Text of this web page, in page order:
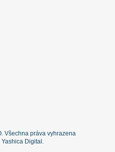
Všechna práva vyhrazena
Digital.